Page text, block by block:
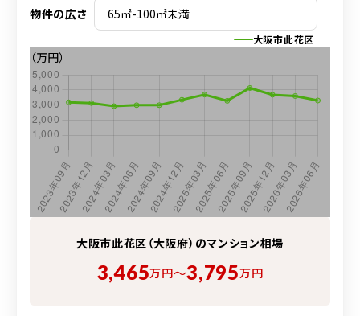
物件の広さ
大阪市此花区
大阪市此花区（大阪府）のマンション相場
3,465万円〜3,795万円
（万円）